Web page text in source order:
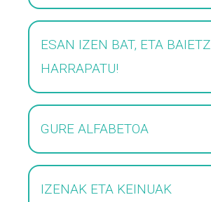
ESAN IZEN BAT, ETA BAIETZ
HARRAPATU!
GURE ALFABETOA
IZENAK ETA KEINUAK